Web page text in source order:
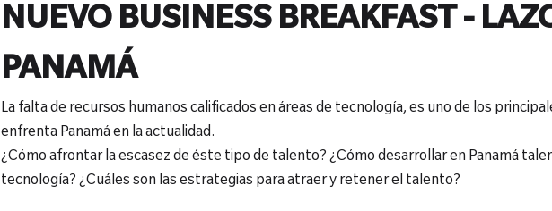
NUEVO BUSINESS BREAKFAST -
PANAMÁ
La falta de recursos humanos calificados en áreas de tecnología, es uno de los
enfrenta Panamá en la actualidad.
¿Cómo afrontar la escasez de éste tipo de talento? ¿Cómo desarrollar en Panamá
tecnología? ¿Cuáles son las estrategias para atraer y retener el talento?